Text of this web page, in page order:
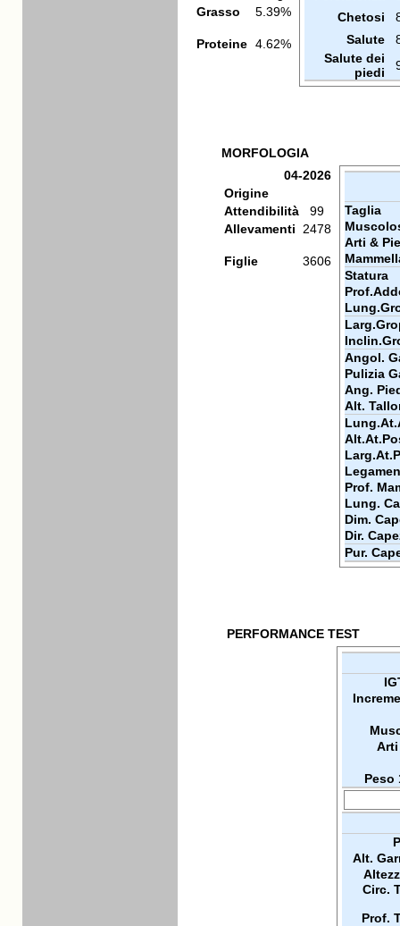
Grasso
5.39%
Proteine 4.62%
Chetosi
Salute
Salute dei
piedi
MORFOLOGIA
04-2026
Origine
Attendibilità
99
Allevamenti
2478
Figlie 3606
Taglia
Arti &
Statura
Angol.
Pulizia
Ang.
Alt.
Prof.
Lung.
Dim.
Dir.
Pur.
PERFORMANCE TEST
Arti
Peso
Alt.
Circ.
Prof.